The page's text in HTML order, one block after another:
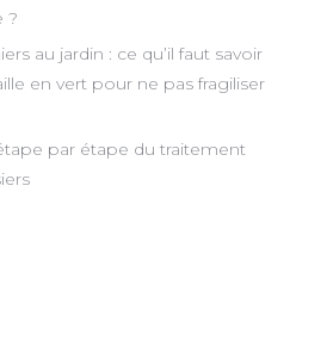
?
au jardin : ce qu’il faut savoir
en vert pour ne pas fragiliser
par étape du traitement